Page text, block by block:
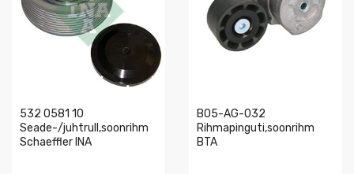
532 0581 10
Seade-/juhtrull,soonrihm
Schaeffler INA
B05-AG-032
Rihmapinguti,soonrihm
BTA